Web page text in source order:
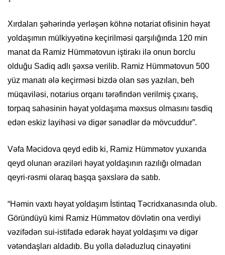
Xırdalan şəhərində yerləşən köhnə notariat ofisinin həyat
yoldaşımın mülkiyyətinə keçirilməsi qarşılığında 120 min
manat da Ramiz Hümmətovun iştirakı ilə onun borclu
olduğu Sadiq adlı şəxsə verilib. Ramiz Hümmətovun 500
yüz manatı ələ keçirməsi bizdə olan səs yazıları, beh
müqaviləsi, notarius orqanı tərəfindən verilmiş çıxarış,
torpaq sahəsinin həyat yoldaşıma məxsus olmasını təsdiq
edən eskiz layihəsi və digər sənədlər də mövcuddur”.
Vəfa Məcidova qeyd edib ki, Ramiz Hümmətov yuxarıda
qeyd olunan əraziləri həyat yoldaşının razılığı olmadan
qeyri-rəsmi olaraq başqa şəxslərə də satıb.
“Həmin vaxtı həyat yoldaşım İstintaq Təcridxanasında olub.
Göründüyü kimi Ramiz Hümmətov dövlətin ona verdiyi
vəzifədən sui-istifadə edərək həyat yoldaşımı və digər
vətəndaşları aldadıb. Bu yolla dələduzluq cinayətini